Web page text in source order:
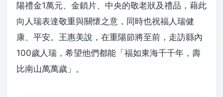
陽禮金1萬元、金鎖片、中央的敬老狀及禮品，藉此
向人瑞表達敬重與關懷之意，同時也祝福人瑞健
康、平安。王惠美說，在重陽節將至前，走訪縣內
100歲人瑞，希望他們都能「福如東海千千年，壽
比南山萬萬歲」。